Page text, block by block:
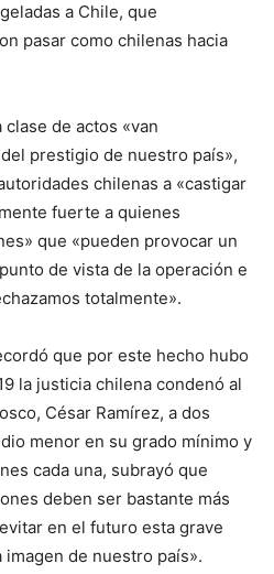
a Chile, que
pasar como chilenas hacia
de actos «van
prestigio de nuestro país»,
chilenas a «castigar
fuerte a quienes
que «pueden provocar un
de vista de la operación e
totalmente».
que por este hecho hubo
la justicia chilena condenó al
César Ramírez, a dos
menor en su grado mínimo y
cada una, subrayó que
deben ser bastante más
en el futuro esta grave
de nuestro país».